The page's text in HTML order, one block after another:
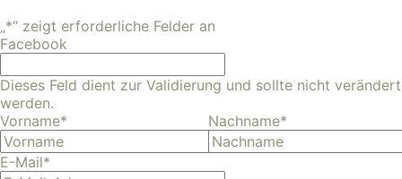
„*“ zeigt erforderliche Felder an
Facebook
Dieses Feld dient zur Validierung und sollte nicht verändert
werden.
Vorname* Nachname*
E-Mail*